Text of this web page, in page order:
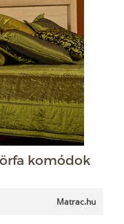
komódok
Matrac.hu